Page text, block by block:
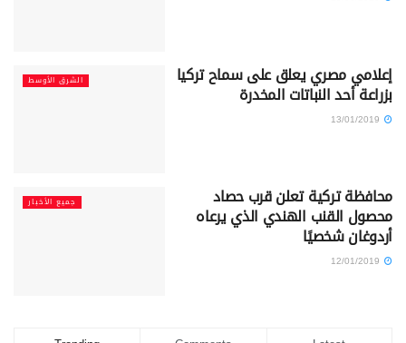
الشرق الأوسط إعلامي مصري يعلق على سماح تركيا
بزراعة أحد النباتات المخدرة
جميع الأخبار محافظة تركية تعلن قرب حصاد
محصول القنب الهندي الذي يرعاه
أردوغان شخصيًا